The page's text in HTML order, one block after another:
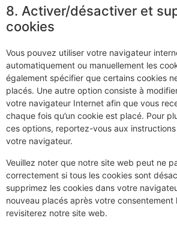
8. Activer/désactiver et
cookies
Vous pouvez utiliser votre navigateur
automatiquement ou manuellement les
également spécifier que certains cookies
placés. Une autre option consiste à
votre navigateur Internet afin que vous
chaque fois qu’un cookie est placé. Pour
ces options, reportez-vous aux
votre navigateur.
Veuillez noter que notre site web peut ne
correctement si tous les cookies sont
supprimez les cookies dans votre
nouveau placés après votre consentement
revisiterez notre site web.